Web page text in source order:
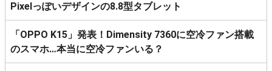
Pixelっぽいデザインの8.8型タブレット
「OPPO K15」発表！Dimensity 7360に空冷ファン搭載
のスマホ…本当に空冷ファンいる？